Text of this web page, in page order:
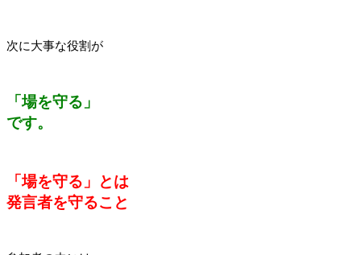
次に大事な役割が
「場を守る」
です。
「場を守る」とは
発言者を守ること